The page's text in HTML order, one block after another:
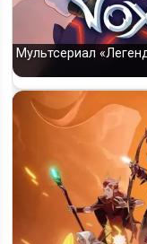
Мультсериал